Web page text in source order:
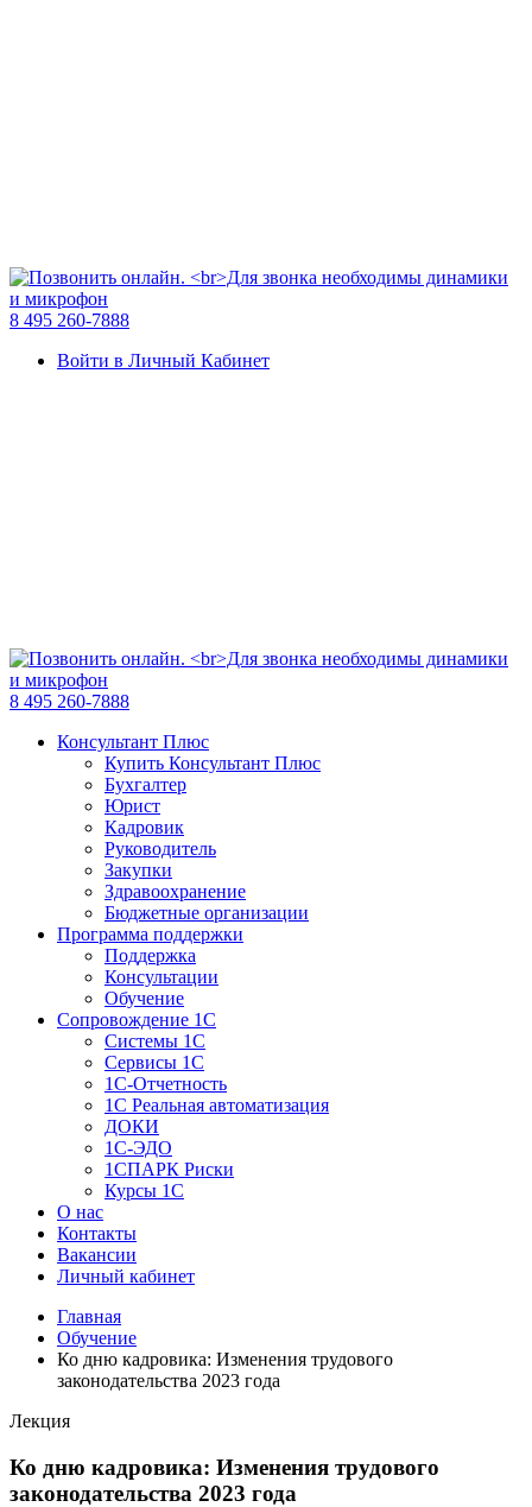
8 495 260-7888
Войти в Личный Кабинет
8 495 260-7888
Консультант Плюс
Купить Консультант Плюс
Бухгалтер
Юрист
Кадровик
Руководитель
Закупки
Здравоохранение
Бюджетные организации
Программа поддержки
Поддержка
Консультации
Обучение
Сопровождение 1С
Системы 1С
Сервисы 1С
1C-Отчетность
1С Реальная автоматизация
ДОКИ
1C-ЭДО
1СПАРК Риски
Курсы 1С
О нас
Контакты
Вакансии
Личный кабинет
Главная
Обучение
Ко дню кадровика: Изменения трудового
законодательства 2023 года
Лекция
Ко дню кадровика: Изменения трудового
законодательства 2023 года